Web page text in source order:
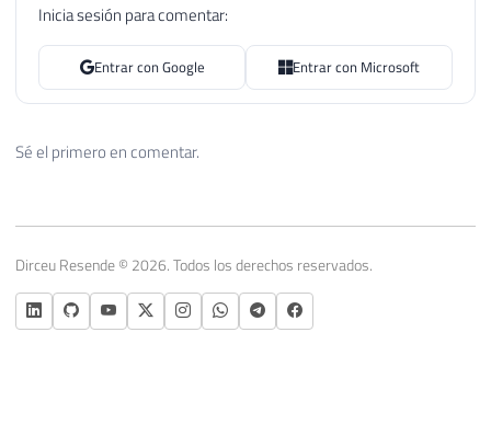
Inicia sesión para comentar:
Entrar con Google Entrar con Microsoft
Sé el primero en comentar.
Dirceu Resende © 2026. Todos los derechos reservados.